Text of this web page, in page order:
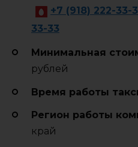
+7 (918) 222-33-
33-33
Минимальная
рублей
Время работы
Регион работы
край